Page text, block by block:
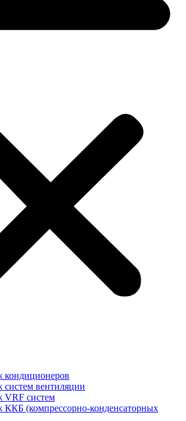
вентиляции
VRF систем
(компрессорно-конденсаторных